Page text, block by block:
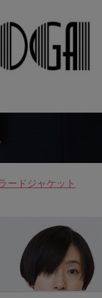
ードジャケット